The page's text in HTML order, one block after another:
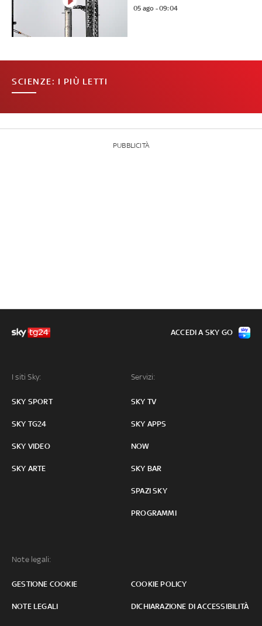
05 ago - 09:04
SCIENZE: I PIÙ LETTI
PUBBLICITÀ
I siti Sky:
SKY SPORT
SKY TG24
SKY VIDEO
SKY ARTE
Servizi:
SKY TV
SKY APPS
NOW
SKY BAR
SPAZI SKY
PROGRAMMI
Note legali:
GESTIONE COOKIE COOKIE POLICY
NOTE LEGALI DICHIARAZIONE DI ACCESSIBILITÀ
ACCEDI A SKY GO